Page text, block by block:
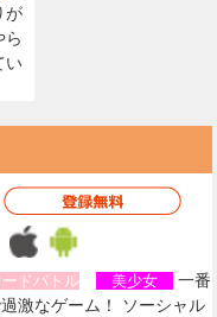
が
ら
い
ードバトル 美少女
一番
激なゲーム！ ソーシャル